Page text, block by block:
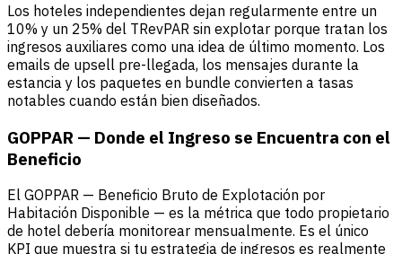
Los hoteles independientes dejan regularmente entre un
10% y un 25% del TRevPAR sin explotar porque tratan los
ingresos auxiliares como una idea de último momento. Los
emails de upsell pre-llegada, los mensajes durante la
estancia y los paquetes en bundle convierten a tasas
notables cuando están bien diseñados.
GOPPAR — Donde el Ingreso se Encuentra con el
Beneficio
El GOPPAR — Beneficio Bruto de Explotación por
Habitación Disponible — es la métrica que todo propietario
de hotel debería monitorear mensualmente. Es el único
KPI que muestra si tu estrategia de ingresos es realmente